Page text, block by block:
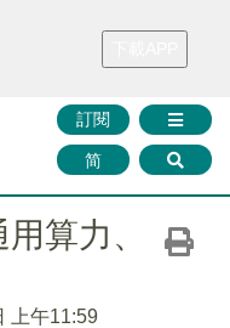
財華證券 媒體矩陣
訂閱
简
算力、
上午11:59